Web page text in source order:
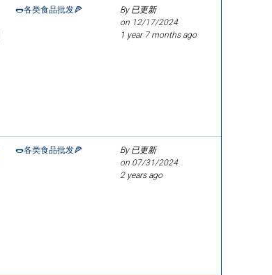
🌭各类食品批发🍕
By 已更新
on 12/17/2024
1 year 7 months ago
🌭各类食品批发🍕
By 已更新
on 07/31/2024
2 years ago